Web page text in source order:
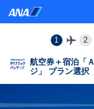
1 2
航空券＋宿泊「
ジ」 プラン選択